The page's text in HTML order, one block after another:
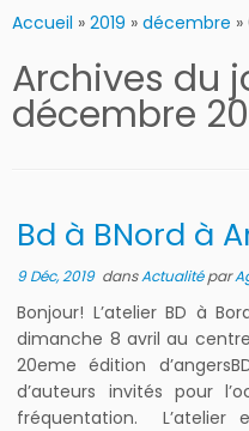
Accueil » 2019 » décembre »
Archives du
décembre
Bd à BNord à
9 Déc, 2019dansActualitépar
Bonjour! L’atelier BD à
dimanche 8 avril au
20eme édition
d’auteurs invités pour
fréquentation.